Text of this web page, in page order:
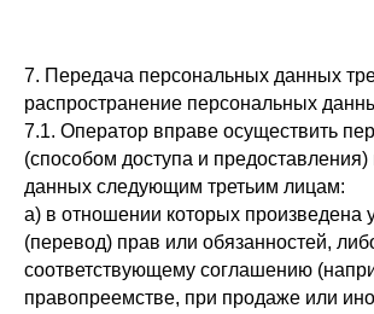
7. Передача персональных данных
распространение персональных
7.1. Оператор вправе осуществить
(способом доступа и
данных следующим третьим лицам:
а) в отношении которых произведена
(перевод) прав или обязанностей,
соответствующему соглашению
правопреемстве, при продаже или